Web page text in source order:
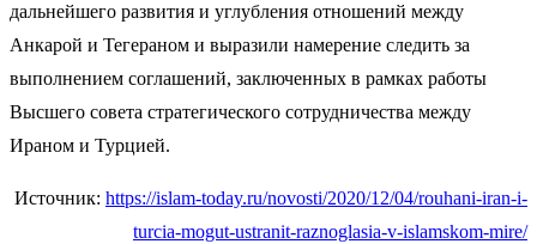
дальнейшего развития и углубления отношений между
Анкарой и Тегераном и выразили намерение следить за
выполнением соглашений, заключенных в рамках работы
Высшего совета стратегического сотрудничества между
Ираном и Турцией.
Источник: https://islam-today.ru/novosti/2020/12/04/rouhani-iran-i-
turcia-mogut-ustranit-raznoglasia-v-islamskom-mire/